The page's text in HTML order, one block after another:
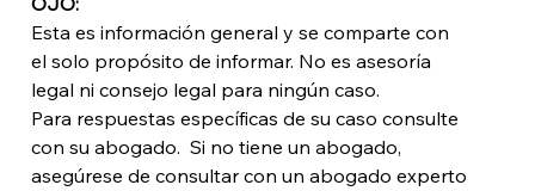
Esta es información general y se comparte con
el solo propósito de informar. No es asesoría
legal ni consejo legal para ningún caso.
Para respuestas específicas de su caso consulte
con su abogado.  Si no tiene un abogado,
asegúrese de consultar con un abogado experto